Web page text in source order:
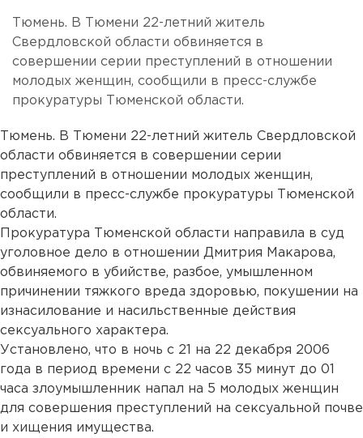
Тюмень. В Тюмени 22-летний житель
Свердловской области обвиняется в
совершении серии преступлений в отношении
молодых женщин, сообщили в пресс-службе
прокуратуры Тюменской области.
Тюмень. В Тюмени 22-летний житель Свердловской
области обвиняется в совершении серии
преступлений в отношении молодых женщин,
сообщили в пресс-службе прокуратуры Тюменской
области.
Прокуратура Тюменской области направила в суд
уголовное дело в отношении Дмитрия Макарова,
обвиняемого в убийстве, разбое, умышленном
причинении тяжкого вреда здоровью, покушении на
изнасилование и насильственные действия
сексуального характера.
Установлено, что в ночь с 21 на 22 декабря 2006
года в период времени с 22 часов 35 минут до 01
часа злоумышленник напал на 5 молодых женщин
для совершения преступлений на сексуальной почве
и хищения имущества.